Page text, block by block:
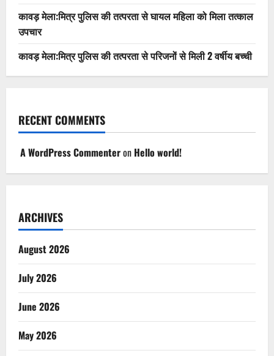
कावड़ मेला:मित्र पुलिस की तत्परता से घायल महिला को मिला तत्काल
उपचार
कावड़ मेला:मित्र पुलिस की तत्परता से परिजनों से मिली 2 वर्षीय बच्ची
RECENT COMMENTS
A WordPress Commenteron Hello world!
ARCHIVES
August 2026
July 2026
June 2026
May 2026